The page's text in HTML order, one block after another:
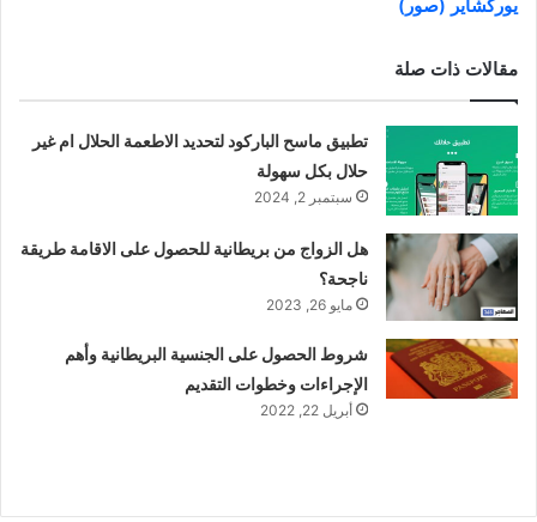
يوركشاير (صور)
مقالات ذات صلة
تطبيق ماسح الباركود لتحديد الاطعمة الحلال ام غير
حلال بكل سهولة
سبتمبر 2, 2024
هل الزواج من بريطانية للحصول على الاقامة طريقة
ناجحة؟
مايو 26, 2023
شروط الحصول على الجنسية البريطانية وأهم
الإجراءات وخطوات التقديم
أبريل 22, 2022